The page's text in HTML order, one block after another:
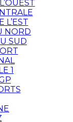
L’EST
NORD
SUD
1